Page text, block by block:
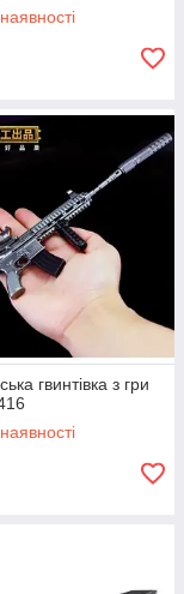
гвинтівка з гри